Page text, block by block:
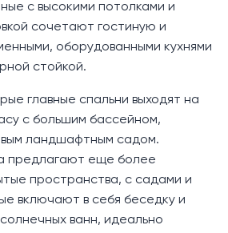
с высокими потолками и
сочетают гостиную и
оборудованными кухнями
стойкой.
главные спальни выходят на
с большим бассейном,
ландшафтным садом.
предлагают еще более
пространства, с садами и
включают в себя беседку и
ванн, идеально